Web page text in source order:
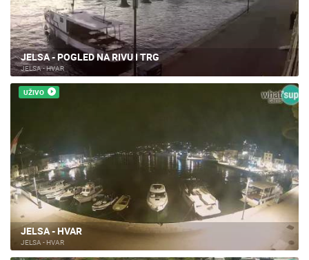
JELSA - POGLED NA RIVU I TRG
JELSA - HVAR
UŽIVO
JELSA - HVAR
JELSA - HVAR